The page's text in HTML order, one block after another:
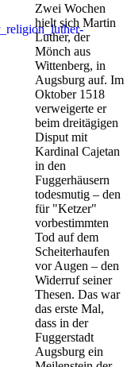
Zwei Wochen
hielt sich Martin
Luther, der
Mönch aus
Wittenberg, in
Augsburg auf. Im
Oktober 1518
verweigerte er
beim dreitägigen
Disput mit
Kardinal Cajetan
in den
Fuggerhäusern
todesmutig – den
für "Ketzer"
vorbestimmten
Tod auf dem
Scheiterhaufen
vor Augen – den
Widerruf seiner
Thesen. Das war
das erste Mal,
dass in der
Fuggerstadt
Augsburg ein